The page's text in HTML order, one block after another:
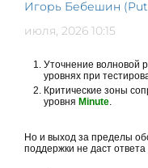
Игорь Бебешин
июля, 2026 10:15
Уточнение волновой
уровнях при
Критические зоны
уровня Minute.
Но и выход за пределы
поддержки не даст